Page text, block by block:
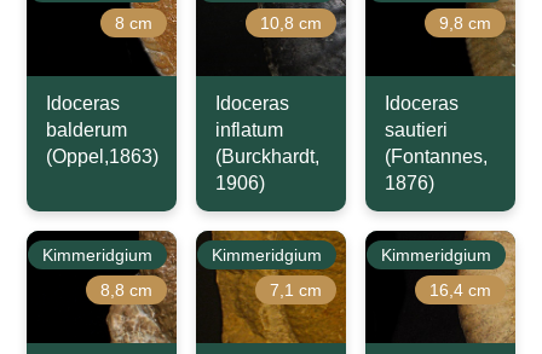
8 cm
Idoceras
balderum
(Oppel,1863)
10,8 cm
Idoceras
inflatum
(Burckhardt,
1906)
9,8 cm
Idoceras
sautieri
(Fontannes,
1876)
Kimmeridgium
8,8 cm
Kimmeridgium
7,1 cm
Kimmeridgium
16,4 cm